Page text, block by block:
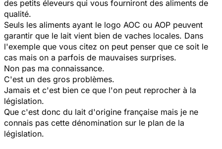
des petits éleveurs qui vous fourniront des aliments de
qualité.
Seuls les aliments ayant le logo AOC ou AOP peuvent
garantir que le lait vient bien de vaches locales. Dans
l'exemple que vous citez on peut penser que ce soit le
cas mais on a parfois de mauvaises surprises.
Non pas ma connaissance.
C'est un des gros problèmes.
Jamais et c'est bien ce que l'on peut reprocher à la
législation.
Que c'est donc du lait d'origine française mais je ne
connais pas cette dénomination sur le plan de la
législation.